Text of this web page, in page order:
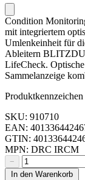
Condition
mit integriertem
Umlenkeinheit für
Ableitern
LifeCheck.
Sammelanzeige
Produktkennzeichen
SKU: 910710
EAN:
GTIN:
MPN: DRC IRCM
−
In den Warenkorb